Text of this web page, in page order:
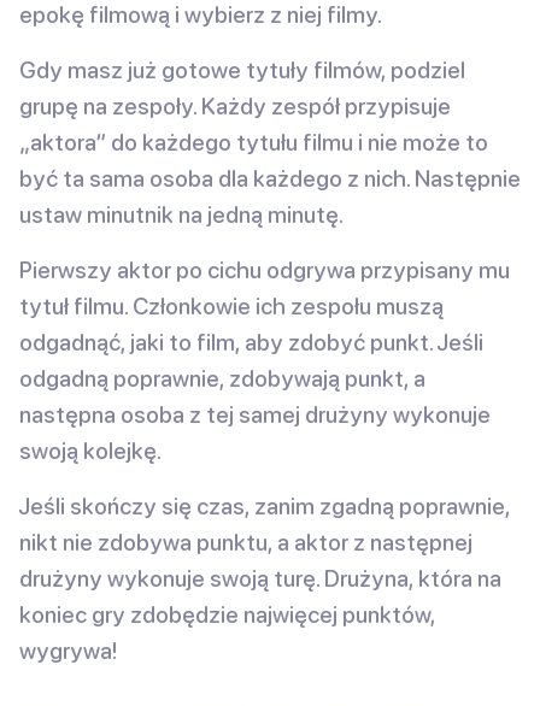
epokę filmową i wybierz z niej filmy.
Gdy masz już gotowe tytuły filmów, podziel
grupę na zespoły. Każdy zespół przypisuje
„aktora” do każdego tytułu filmu i nie może to
być ta sama osoba dla każdego z nich. Następnie
ustaw minutnik na jedną minutę.
Pierwszy aktor po cichu odgrywa przypisany mu
tytuł filmu. Członkowie ich zespołu muszą
odgadnąć, jaki to film, aby zdobyć punkt. Jeśli
odgadną poprawnie, zdobywają punkt, a
następna osoba z tej samej drużyny wykonuje
swoją kolejkę.
Jeśli skończy się czas, zanim zgadną poprawnie,
nikt nie zdobywa punktu, a aktor z następnej
drużyny wykonuje swoją turę. Drużyna, która na
koniec gry zdobędzie najwięcej punktów,
wygrywa!